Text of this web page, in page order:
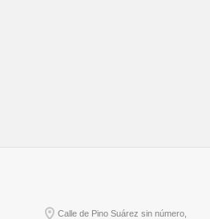
Calle de Pino Suárez sin número,